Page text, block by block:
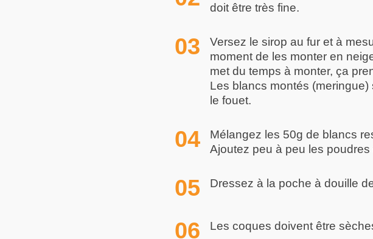
doit être très fine.
Versez le sirop au fur et à
moment de les monter en
met du temps à monter, ça
Les blancs montés (meringue)
le fouet.
Mélangez les 50g de blancs
Ajoutez peu à peu les poudres
Dressez à la poche à douille
Les coques doivent être